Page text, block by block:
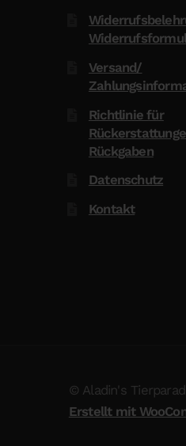
Versand/
Richtlinie für
Rückgaben
Datenschutz
Kontakt
© Aladin's
Erstellt mit